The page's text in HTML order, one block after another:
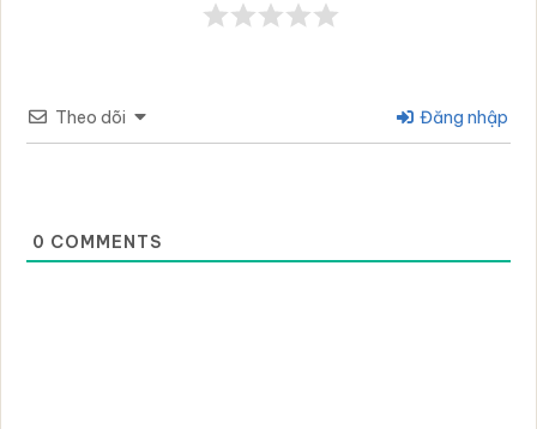
Theo dõi Đăng nhập
0 COMMENTS